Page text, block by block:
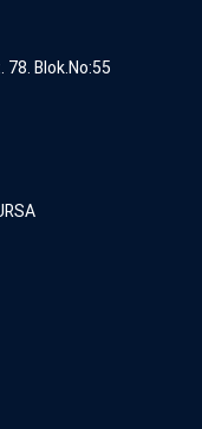
78. Blok.No:55